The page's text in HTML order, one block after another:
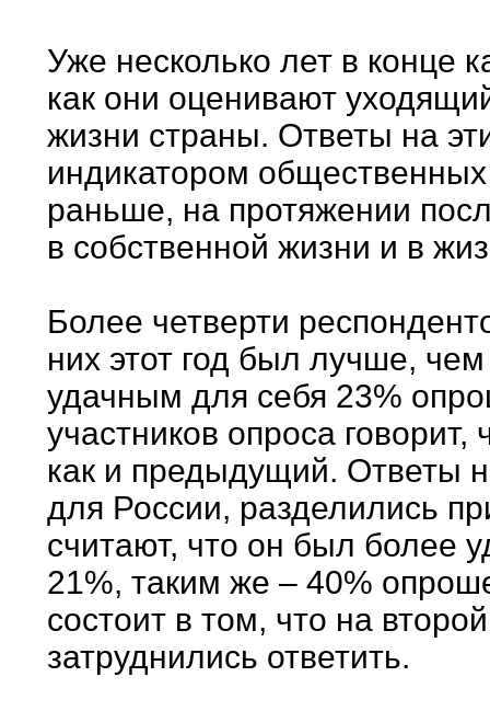
Уже несколько лет в конце
как они оценивают
жизни страны. Ответы на
индикатором общественных
раньше, на протяжении
в собственной жизни и в
Более четверти
них этот год был лучше,
удачным для себя 23%
участников опроса
как и предыдущий. Ответы
для России, разделились
считают, что он был более
21%, таким же – 40%
состоит в том, что на
затруднились ответить.